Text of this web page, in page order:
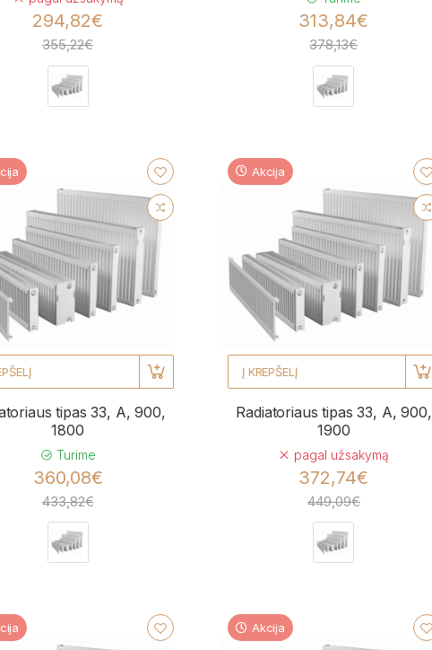
294,82€
355,22€
313,84€
378,13€
tipas 33, A, 900,
1800
Turime
360,08€
433,82€
Akcija
Į KREPŠELĮ
Radiatoriaus tipas 33, A, 900,
1900
pagal užsakymą
372,74€
449,09€
Akcija